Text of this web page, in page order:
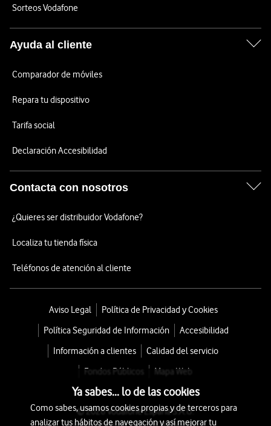
Sorteos Vodafone
Ayuda al cliente
Comparador de móviles
Repara tu dispositivo
Tarifa social
Declaración Accesibilidad
Contacta con nosotros
¿Quieres ser distribuidor Vodafone?
Localiza tu tienda física
Teléfonos de atención al cliente
Aviso Legal
Política de Privacidad y Cookies
Política Seguridad de Información
Accesibilidad
Información a clientes
Calidad del servicio
Fondos Públicos
Mapa Web
© 2026 Vodafone España S.A.U.
Ya sabes... lo de las cookies
Como sabes, usamos cookies propias y de terceros para
analizar tus hábitos de navegación y así mejorar tu